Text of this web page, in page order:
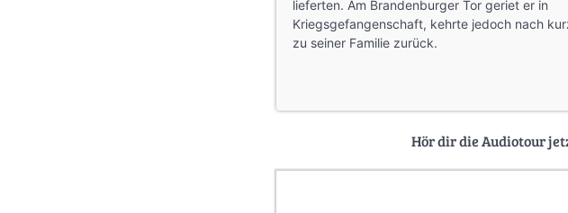
lieferten. Am Brandenburger Tor geriet er in
Kriegsgefangenschaft, kehrte jedoch nach
zu seiner Familie zurück.
Hör dir die Audiotour